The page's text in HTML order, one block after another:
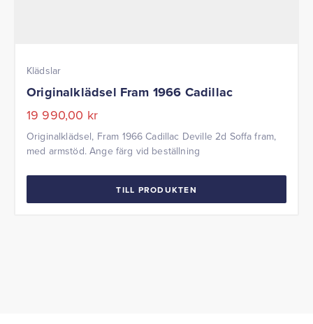
Klädslar
Originalklädsel Fram 1966 Cadillac
19 990,00 kr
Originalklädsel, Fram 1966 Cadillac Deville 2d Soffa fram,
med armstöd. Ange färg vid beställning
TILL PRODUKTEN